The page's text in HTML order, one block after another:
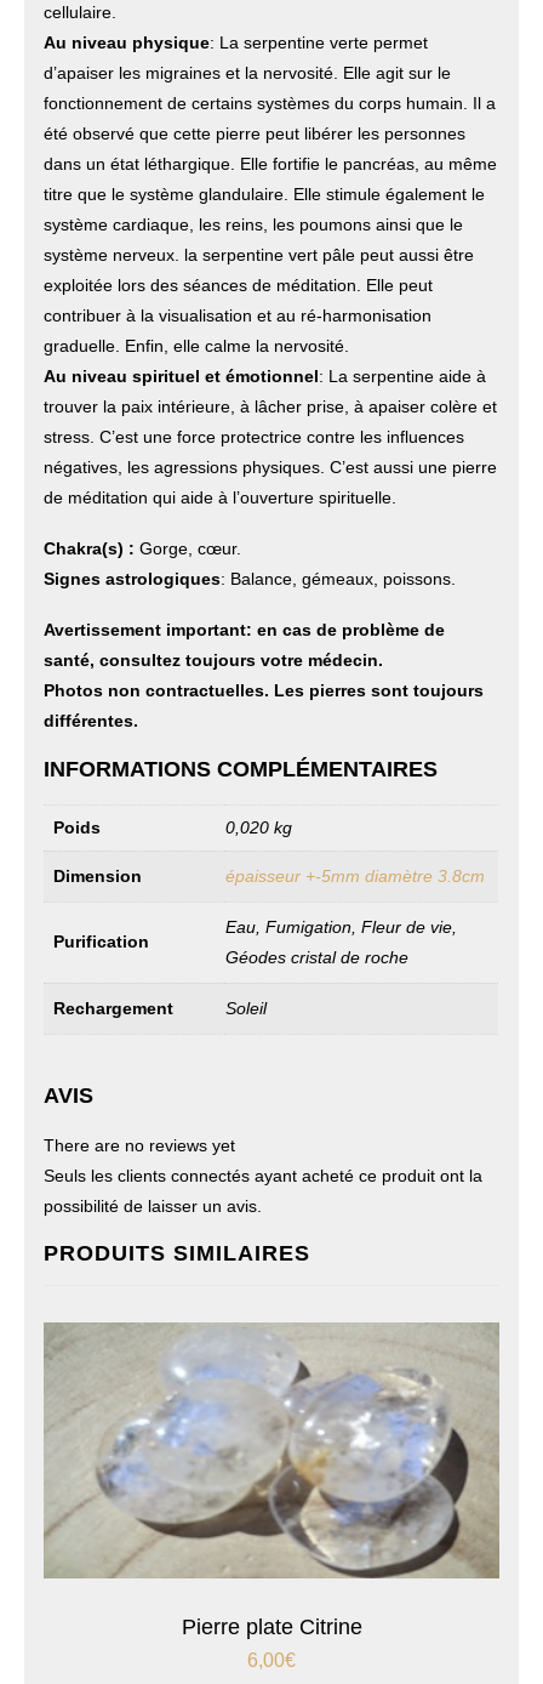
cellulaire.
Au niveau physique: La serpentine verte permet
d’apaiser les migraines et la nervosité. Elle agit sur le
fonctionnement de certains systèmes du corps humain. Il a
été observé que cette pierre peut libérer les personnes
dans un état léthargique. Elle fortifie le pancréas, au même
titre que le système glandulaire. Elle stimule également le
système cardiaque, les reins, les poumons ainsi que le
système nerveux. la serpentine vert pâle peut aussi être
exploitée lors des séances de méditation. Elle peut
contribuer à la visualisation et au ré-harmonisation
graduelle. Enfin, elle calme la nervosité.
Au niveau spirituel et émotionnel: La serpentine aide à
trouver la paix intérieure, à lâcher prise, à apaiser colère et
stress. C’est une force protectrice contre les influences
négatives, les agressions physiques. C’est aussi une pierre
de méditation qui aide à l’ouverture spirituelle.
Chakra(s) : Gorge, cœur.
Signes astrologiques: Balance, gémeaux, poissons.
Avertissement important: en cas de problème de
santé, consultez toujours votre médecin.
Photos non contractuelles. Les pierres sont toujours
différentes.
INFORMATIONS COMPLÉMENTAIRES
Poids 0,020 kg
Dimension épaisseur +-5mm diamètre 3.8cm
Purification
Eau, Fumigation, Fleur de vie,
Géodes cristal de roche
Rechargement Soleil
AVIS
There are no reviews yet
Seuls les clients connectés ayant acheté ce produit ont la
possibilité de laisser un avis.
PRODUITS SIMILAIRES
Pierre plate Citrine
6,00€